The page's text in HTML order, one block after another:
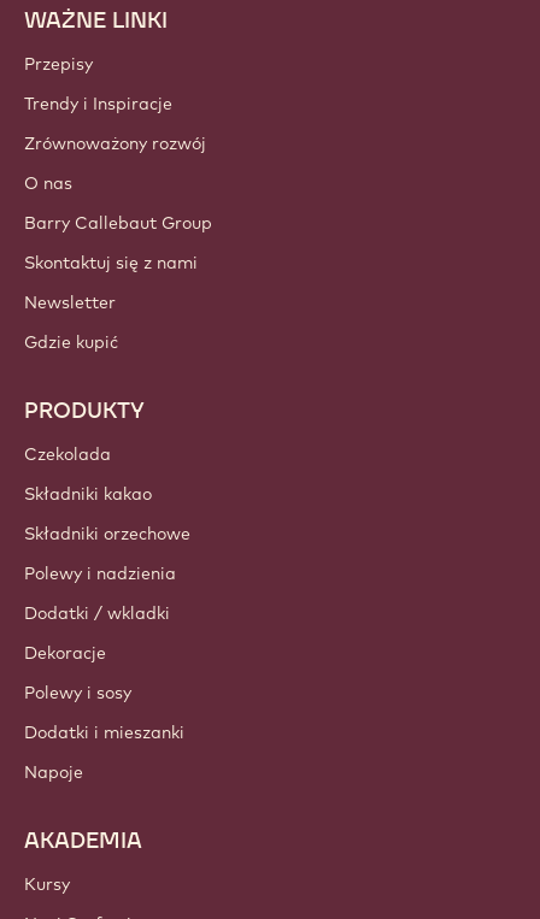
Footer
Callebaut
WAŻNE LINKI
Przepisy
Trendy i Inspiracje
Zrównoważony rozwój
O nas
Barry Callebaut Group
Skontaktuj się z nami
Newsletter
Gdzie kupić
PRODUKTY
Czekolada
Składniki kakao
Składniki orzechowe
Polewy i nadzienia
Dodatki / wkladki
Dekoracje
Polewy i sosy
Dodatki i mieszanki
Napoje
AKADEMIA
Kursy